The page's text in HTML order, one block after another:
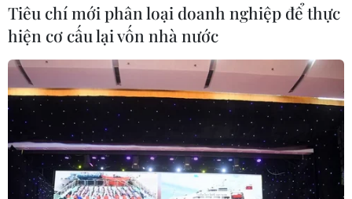
Tiêu chí mới phân loại doanh nghiệp để thực
hiện cơ cấu lại vốn nhà nước